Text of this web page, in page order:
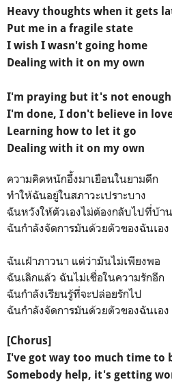
Heavy thoughts when it gets
Put me in a fragile state
I wish I wasn't going home
Dealing with it on my own
I'm praying but it's not enough
I'm done, I don't believe in
Learning how to let it go
Dealing with it on my own
ความคิดหนักอึ้งมาเยือนในยามดึก
ทำให้ฉันอยู่ในสภาวะเปราะบาง
ฉันหวังให้ตัวเองไม่ต้องกลับไปที่บ้าน
ฉันกำลังจัดการมันด้วยตัวของฉันเอง
ฉันเฝ้าภาวนา แต่ว่ามันไม่เพียงพอ
ฉันเลิกแล้ว ฉันไม่เชื่อในความรักอีก
ฉันกำลังเรียนรู้ที่จะปล่อยรักไป
ฉันกำลังจัดการมันด้วยตัวของฉันเอง
[Chorus]
I've got way too much time to
Somebody help, it's getting